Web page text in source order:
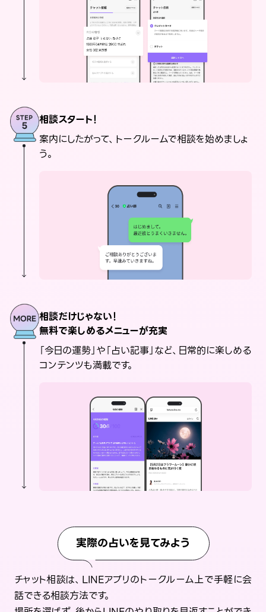
相談スタート！
案内にしたがって、トークルームで相談を始めましょ
う。
相談だけじゃない！
無料で楽しめるメニューが充実
「今日の運勢」や「占い記事」など、日常的に楽しめる
コンテンツも満載です。
実際の占いを見てみよう
チャット相談は、LINEアプリのトークルーム上で手軽に会
話できる相談方法です。